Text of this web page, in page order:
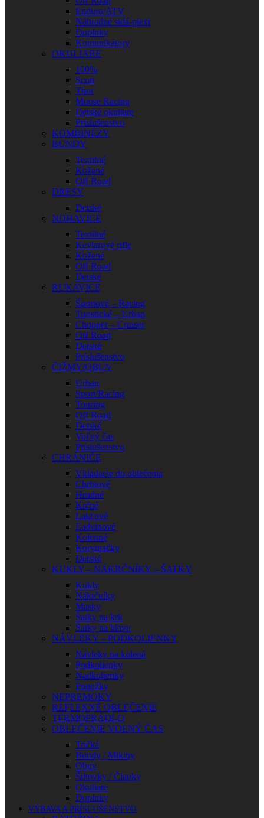
Enduro/ATV
Náhradné sklá-plexi
Doplnky
Komunikátory
OKULIARE
100%
Scott
Thor
Moose Racing
Detské okuliare
Príslušenstvo
KOMBINÉZY
BUNDY
Textilné
Kožené
Off Road
DRESY
Detské
NOHAVICE
Textilné
Kevlarové rifle
Kožené
Off Road
Detské
RUKAVICE
Športové – Racing
Turistické – Urban
Chopper – Cruiser
Off Road
Detské
Príslušenstvo
ČIŽMY/OBUV
Urban
Sport/Racing
Touring
Off Road
Detské
Voľný čas
Príslušenstvo
CHRÁNIČE
Vkladacie do oblečenia
Chrbtové
Hrudné
Krčné
Lakťové
Ľadvinové
Kolenné
Korytnačky
Detské
KUKLY – NÁKRČNÍKY – ŠATKY
Kukly
Nákrčníky
Masky
Šatky na krk
Šatky na hlavu
NÁVLEKY – PODKOLIENKY
Návleky na kolená
Podkolienky
Nadkolienky
Ponožky
NEPREMOKY
REFLEXNÉ OBLEČENIE
TERMOPRÁDLO
OBLEČENIE VOĽNÝ ČAS
Tričká
Bundy / Mikiny
Obuv
Šiltovky / Čiapky
Okuliare
Doplnky
VÝBAVA A PRÍSLUŠENSTVO